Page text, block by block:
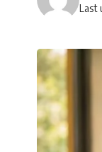
Last